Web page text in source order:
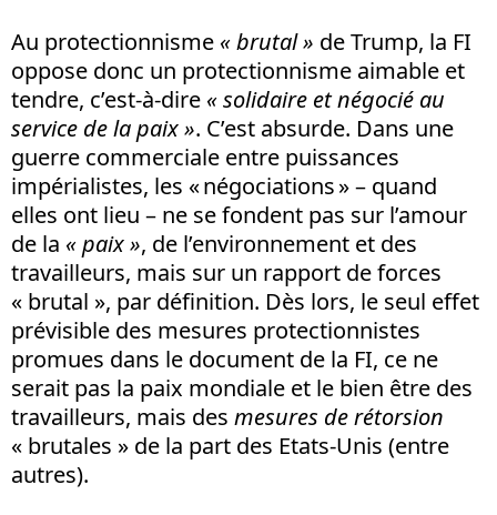
Au protectionnisme « brutal » de Trump, la FI
oppose donc un protectionnisme aimable et
tendre, c’est-à-dire « solidaire et négocié au
service de la paix». C’est absurde. Dans une
guerre commerciale entre puissances
impérialistes, les « négociations » – quand
elles ont lieu – ne se fondent pas sur l’amour
de la « paix », de l’environnement et des
travailleurs, mais sur un rapport de forces
« brutal », par définition. Dès lors, le seul effet
prévisible des mesures protectionnistes
promues dans le document de la FI, ce ne
serait pas la paix mondiale et le bien être des
travailleurs, mais des mesures de rétorsion
« brutales » de la part des Etats-Unis (entre
autres).